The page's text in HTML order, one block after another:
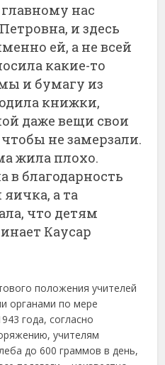
нас
и здесь
ей, а не всей
какие­-то
и бумагу из
книжки,
даже вещи свои
не замерзали.
жила плохо.
благодарность
а та
что детям
Каусар
положения учителей
органами по мере
года, согласно
учителям
до 600 граммов в день,